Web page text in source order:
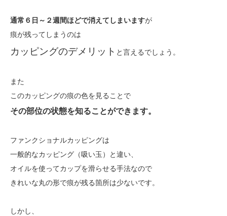
通常６日～２週間ほどで消えてしまいますが
痕が残ってしまうのは
カッピングのデメリット と言えるでしょう。
また
このカッピングの痕の色を見ることで
その部位の状態を知ることができます。
ファンクショナルカッピングは
一般的なカッピング（吸い玉）と違い、
オイルを使ってカップを滑らせる手法なので
きれいな丸の形で痕が残る箇所は少ないです。
しかし、